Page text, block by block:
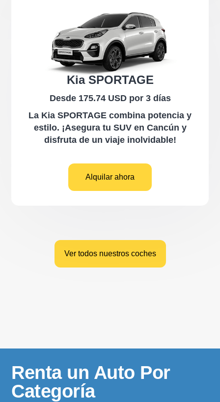
Kia SPORTAGE
Desde 175.74 USD por 3 días
La Kia SPORTAGE combina potencia y
estilo. ¡Asegura tu SUV en Cancún y
disfruta de un viaje inolvidable!
Alquilar ahora
Ver todos nuestros coches
Renta un Auto Por
Categoría